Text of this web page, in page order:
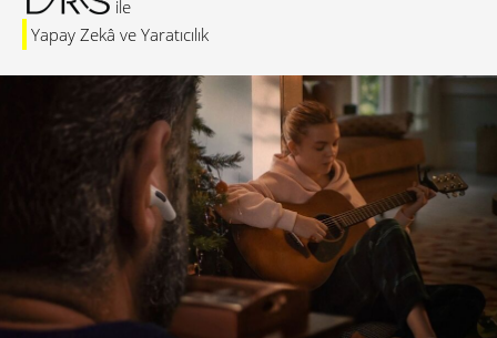
Yapay Zekâ ve Yaratıcılık